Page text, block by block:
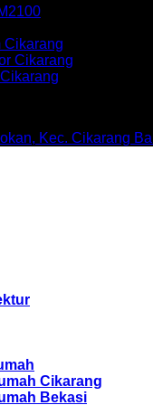
Cikarang
Cikarang
Kec. Cikarang
Cikarang
Bekasi